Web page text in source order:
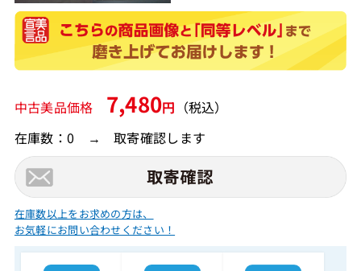
中古美品価格 7,480円 （税込）
在庫数：0 → 取寄確認します
在庫数以上をお求めの方は、
お気軽にお問い合わせください！